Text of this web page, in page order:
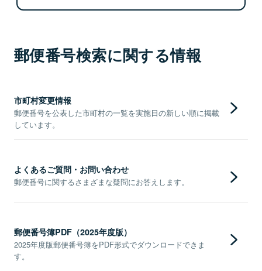
郵便番号検索に関する情報
市町村変更情報
郵便番号を公表した市町村の一覧を実施日の新しい順に掲載
しています。
よくあるご質問・お問い合わせ
郵便番号に関するさまざまな疑問にお答えします。
郵便番号簿PDF（2025年度版）
2025年度版郵便番号簿をPDF形式でダウンロードできま
す。